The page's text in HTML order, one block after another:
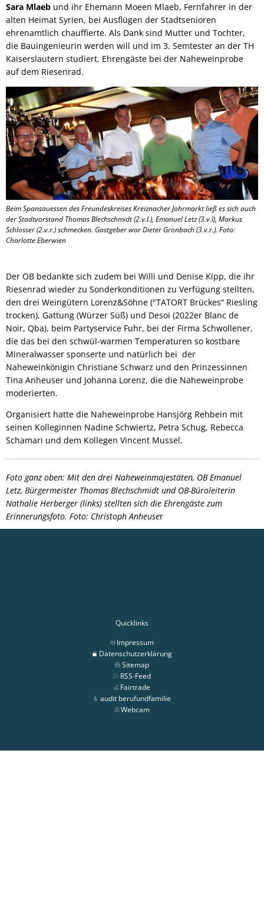
Sara Mlaeb und ihr Ehemann Moeen Mlaeb, Fernfahrer in der
alten Heimat Syrien, bei Ausflügen der Stadtsenioren
ehrenamtlich chauffierte. Als Dank sind Mutter und Tochter,
die Bauingenieurin werden will und im 3. Semtester an der TH
Kaiserslautern studiert, Ehrengäste bei der Naheweinprobe
auf dem Riesenrad.
Beim Spansauessen des Freundeskreises Kreiznacher Johrmarkt ließ es sich auch
der Stadtvorstand Thomas Blechschmidt (2.v.l.), Emanuel Letz (3.v.l), Markus
Schlosser (2.v.r.) schmecken. Gastgeber war Dieter Gronbach (3.v.r.). Foto:
Charlotte Eberwien
Der OB bedankte sich zudem bei Willi und Denise Kipp, die ihr
Riesenrad wieder zu Sonderkonditionen zu Verfügung stellten,
den drei Weingütern Lorenz&Söhne ("TATORT Brückes“ Riesling
trocken), Gattung (Würzer Süß) und Desoi (2022er Blanc de
Noir, Qba), beim Partyservice Fuhr, bei der Firma Schwollener,
die das bei den schwül-warmen Temperaturen so kostbare
Mineralwasser sponserte und natürlich bei der
Naheweinkönigin Christiane Schwarz und den Prinzessinnen
Tina Anheuser und Johanna Lorenz, die die Naheweinprobe
moderierten.
Organisiert hatte die Naheweinprobe Hansjörg Rehbein mit
seinen Kolleginnen Nadine Schwiertz, Petra Schug, Rebecca
Schamari und dem Kollegen Vincent Mussel.
Foto ganz oben: Mit den drei Naheweinmajestäten, OB Emanuel
Letz, Bürgermeister Thomas Blechschmidt und OB-Büroleiterin
Nathalie Herberger (links) stellten sich die Ehrengäste zum
Erinnerungsfoto. Foto: Christoph Anheuser
Quicklinks
Impressum
Datenschutzerklärung
Sitemap
RSS-Feed
Fairtrade
audit berufundfamilie
Webcam